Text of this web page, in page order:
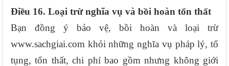
Điều 16. Loại trừ nghĩa vụ và bồi hoàn tổn thất
Bạn đồng ý bảo vệ, bồi hoàn và loại trừ
www.sachgiai.com khỏi những nghĩa vụ pháp lý, tố
tụng, tổn thất, chi phí bao gồm nhưng không giới